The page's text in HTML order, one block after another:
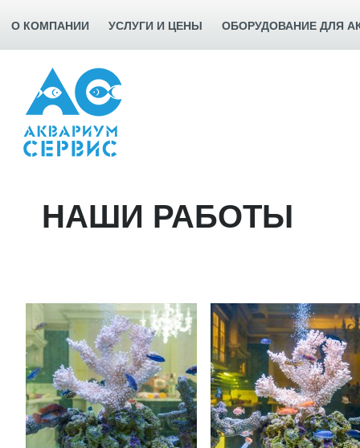
О КОМПАНИИ УСЛУГИ И ЦЕНЫ ОБОРУДОВАНИЕ ДЛЯ
НАШИ РАБОТЫ